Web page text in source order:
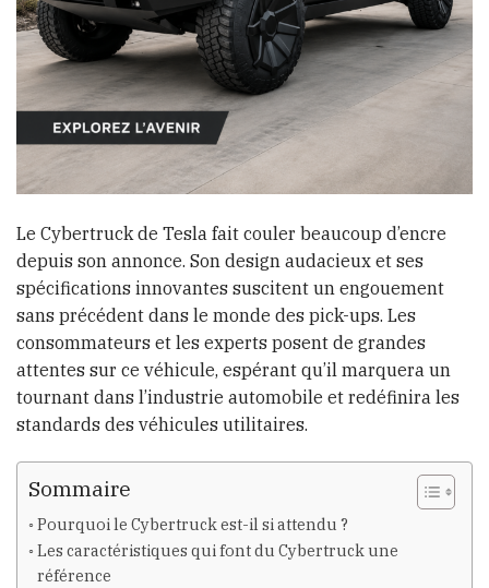
Le Cybertruck de Tesla fait couler beaucoup d’encre
depuis son annonce. Son design audacieux et ses
spécifications innovantes suscitent un engouement
sans précédent dans le monde des pick-ups. Les
consommateurs et les experts posent de grandes
attentes sur ce véhicule, espérant qu’il marquera un
tournant dans l’industrie automobile et redéfinira les
standards des véhicules utilitaires.
Sommaire
Pourquoi le Cybertruck est-il si attendu ?
Les caractéristiques qui font du Cybertruck une
référence